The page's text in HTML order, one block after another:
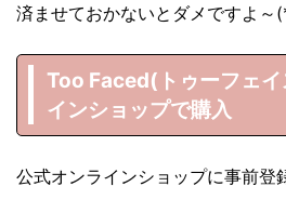
済ませておかないとダメですよ
Too Faced(トゥーフェ
インショップで購入
公式オンラインショップに事前登